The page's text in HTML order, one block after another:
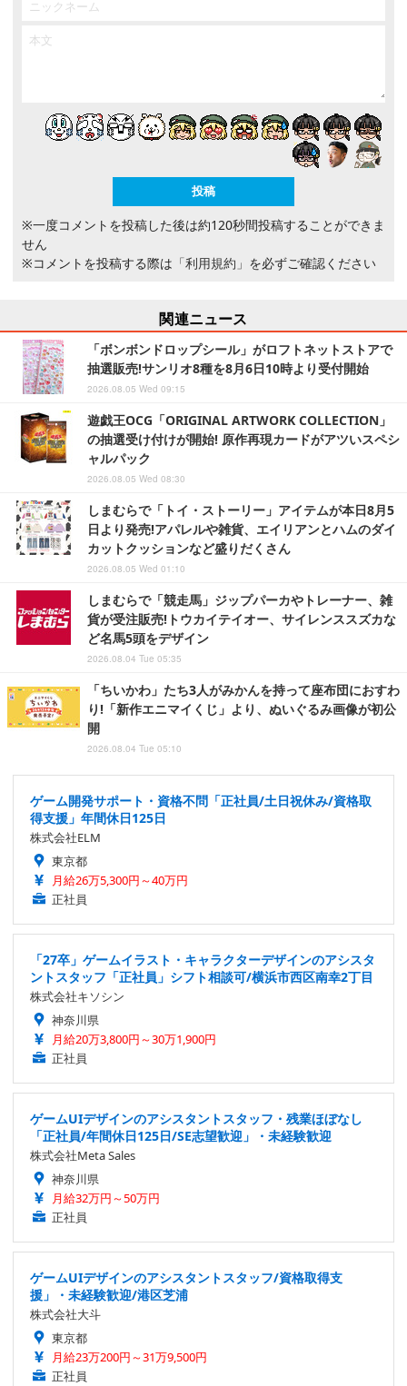
※一度コメントを投稿した後は約120秒間投稿することができま
せん
※コメントを投稿する際は 「利用規約」 を必ずご確認ください
関連ニュース
「ボンボンドロップシール」がロフトネットストアで
抽選販売!サンリオ8種を8月6日10時より受付開始
2026.08.05 Wed 09:15
遊戯王OCG「ORIGINAL ARTWORK COLLECTION」
の抽選受け付けが開始! 原作再現カードがアツいスペシ
ャルパック
2026.08.05 Wed 08:30
しまむらで「トイ・ストーリー」アイテムが本日8月5
日より発売!アパレルや雑貨、エイリアンとハムのダイ
カットクッションなど盛りだくさん
2026.08.05 Wed 01:10
しまむらで「競走馬」ジップパーカやトレーナー、雑
貨が受注販売!トウカイテイオー、サイレンススズカな
ど名馬5頭をデザイン
2026.08.04 Tue 05:35
「ちいかわ」たち3人がみかんを持って座布団におすわ
り!「新作エニマイくじ」より、ぬいぐるみ画像が初公
開
2026.08.04 Tue 05:10
ゲーム開発サポート・資格不問「正社員/土日祝休み/資格取
得支援」年間休日125日
株式会社ELM
東京都
月給26万5,300円～40万円
正社員
「27卒」ゲームイラスト・キャラクターデザインのアシスタ
ントスタッフ「正社員」シフト相談可/横浜市西区南幸2丁目
株式会社キソシン
神奈川県
月給20万3,800円～30万1,900円
正社員
ゲームUIデザインのアシスタントスタッフ・残業ほぼなし
「正社員/年間休日125日/SE志望歓迎」・未経験歓迎
株式会社Meta Sales
神奈川県
月給32万円～50万円
正社員
ゲームUIデザインのアシスタントスタッフ/資格取得支
援」・未経験歓迎/港区芝浦
株式会社大斗
東京都
月給23万200円～31万9,500円
正社員